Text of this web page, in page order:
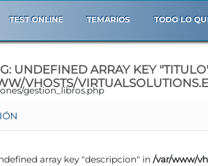
TEST ONLINE TEMARIOS TODO LO
gestion_libros.php
: UNDEFINED ARRAY KEY
VHOSTS/
array key "descripcion" in/var/www/